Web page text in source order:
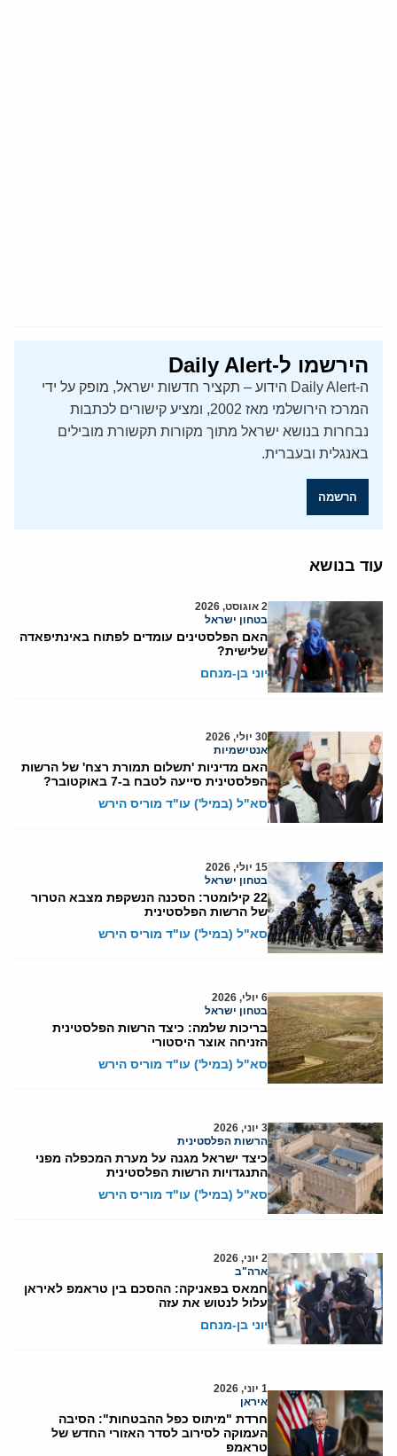
הירשמו ל-Daily Alert
ה-Daily Alert הידוע – תקציר חדשות ישראל, מופק על ידי
המרכז הירושלמי מאז 2002, ומציע קישורים לכתבות
נבחרות בנושא ישראל מתוך מקורות תקשורת מובילים
באנגלית ובעברית.
הרשמה
עוד בנושא
2 אוגוסט, 2026
בטחון ישראל
האם הפלסטינים עומדים לפתוח באינתיפאדה
שלישית?
יוני בן-מנחם
30 יולי, 2026
אנטישמיות
האם מדיניות 'תשלום תמורת רצח' של הרשות
הפלסטינית סייעה לטבח ב-7 באוקטובר?
סא"ל (במיל') עו"ד מוריס הירש
15 יולי, 2026
בטחון ישראל
22 קילומטר: הסכנה הנשקפת מצבא הטרור
של הרשות הפלסטינית
סא"ל (במיל') עו"ד מוריס הירש
6 יולי, 2026
בטחון ישראל
בריכות שלמה: כיצד הרשות הפלסטינית
הזניחה אוצר היסטורי
סא"ל (במיל') עו"ד מוריס הירש
3 יוני, 2026
הרשות הפלסטינית
כיצד ישראל מגנה על מערת המכפלה מפני
התנגדויות הרשות הפלסטינית
סא"ל (במיל') עו"ד מוריס הירש
2 יוני, 2026
ארה"ב
חמאס בפאניקה: ההסכם בין טראמפ לאיראן
עלול לנטוש את עזה
יוני בן-מנחם
1 יוני, 2026
איראן
חרדת "מיתוס כפל ההבטחות": הסיבה
העמוקה לסירוב לסדר האזורי החדש של
טראמפ